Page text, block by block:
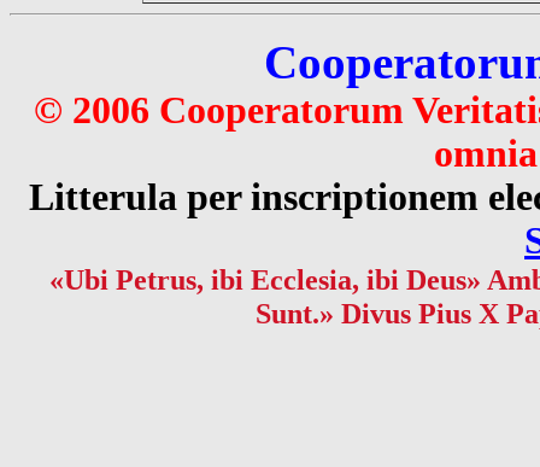
© 2006 Cooperatorum
Litterula per inscriptionem
«Ubi Petrus, ibi Ecclesia, ibi Deus»
Sunt.» Divus Pius X